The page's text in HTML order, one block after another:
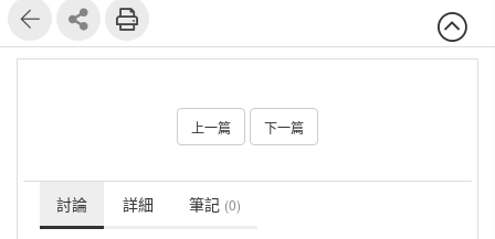
上一篇 下一篇
討論 詳細 筆記 (0)